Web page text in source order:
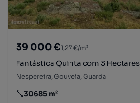
39 000 €1,27 €/m²
Fantástica Quinta com 3 Hectares
Nespereira, Gouveia, Guarda
Preço por metro quadrado
30685 m²